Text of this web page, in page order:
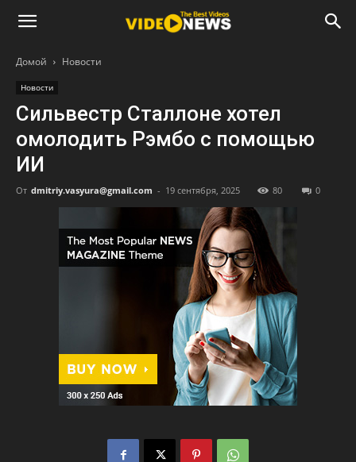
Домой Новости
Новости
Сильвестр Сталлоне хотел
омолодить Рэмбо с помощью
ИИ
От dmitriy.vasyura@gmail.com - 19 сентября, 2025 80 0